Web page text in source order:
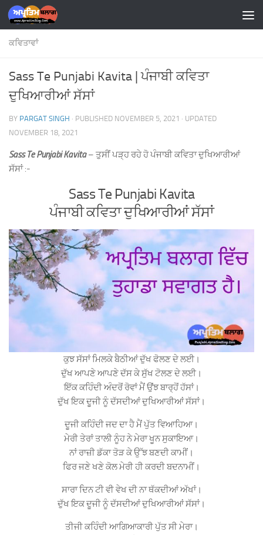
Skip to content
ਕਵਿਤਾਵਾਂ
Sass Te Punjabi Kavita | ਪੰਜਾਬੀ ਕਵਿਤਾ
ਦੁਖਿਆਰੀਆਂ ਸੱਸਾਂ
BY PARGAT SINGH · PUBLISHED NOVEMBER 5, 2021 · UPDATED
NOVEMBER 18, 2021
Sass Te Punjabi Kavita– ਤੁਸੀਂ ਪੜ੍ਹ ਰਹੇ ਹੋ ਪੰਜਾਬੀ ਕਵਿਤਾ ਦੁਖਿਆਰੀਆਂ
ਸੱਸਾਂ :-
Sass Te Punjabi Kavita
ਪੰਜਾਬੀ ਕਵਿਤਾ ਦੁਖਿਆਰੀਆਂ ਸੱਸਾਂ
ਕੁਝ ਸੱਸਾਂ ਮਿਲਕੇ ਬੈਠੀਆਂ ਦੁੱਖ ਫੋਲਣ ਦੇ ਲਈ।
ਦੁੱਖ ਆਪਣੇ ਆਪਣੇ ਦੱਸ ਕੇ ਸੁੱਖ ਟੋਲਣ ਦੇ ਲਈ।
ਇੱਕ ਕਹਿੰਦੀ ਅੰਦਰੋਂ ਰੋਵਾਂ ਮੈਂ ਉਂਝ ਬਾਰ੍ਹੋਂ ਹੱਸਾਂ।
ਦੁੱਖ ਇਕ ਦੂਜੀ ਨੂੰ ਦੱਸਦੀਆਂ ਦੁਖਿਆਰੀਆਂ ਸੱਸਾਂ।
ਦੂਜੀ ਕਹਿੰਦੀ ਜਦ ਦਾ ਹੈ ਮੈਂ ਪੁੱਤ ਵਿਆਹਿਆ।
ਮੇਰੀ ਤੇਰਾਂ ਤਾਲੀ ਨੂੰਹ ਨੇ ਮੇਰਾ ਖੂਨ ਸੁਕਾਇਆ।
ਨਾਂ ਰਾਜ਼ੀ ਡੱਕਾ ਤੋੜ ਕੇ ਉੱਝ ਬਣਦੀ ਕਾਮੀਂ।
ਫਿਰ ਜਣੇ ਖਣੇ ਕੋਲ ਮੇਰੀ ਹੀ ਕਰਦੀ ਬਦਨਾਮੀਂ।
ਸਾਰਾ ਦਿਨ ਟੀ ਵੀ ਵੇਖ ਦੀ ਨਾ ਥੱਕਦੀਆਂ ਅੱਖਾਂ।
ਦੁੱਖ ਇਕ ਦੂਜੀ ਨੂੰ ਦੱਸਦੀਆਂ ਦੁਖਿਆਰੀਆਂ ਸੱਸਾਂ।
ਤੀਜੀ ਕਹਿੰਦੀ ਆਗਿਆਕਾਰੀ ਪੁੱਤ ਸੀ ਮੇਰਾ।